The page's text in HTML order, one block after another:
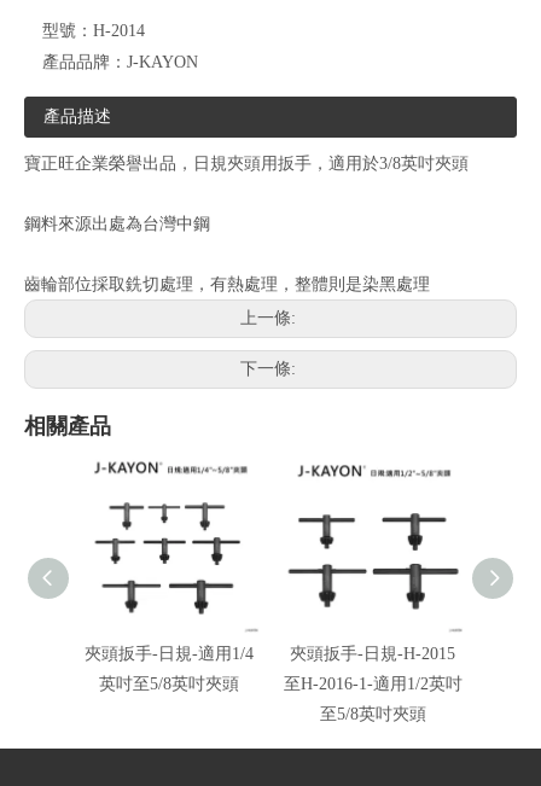
型號： H-2014
產品品牌： J-KAYON
產品描述
寶正旺企業榮譽出品，日規夾頭用扳手，適用於3/8英吋夾頭
鋼料來源出處為台灣中鋼
齒輪部位採取銑切處理，有熱處理，整體則是染黑處理
上一條:
下一條:
相關產品
夾頭扳手-日規-適用1/4
英吋至5/8英吋夾頭
夾頭扳手-日規-H-2015
至H-2016-1-適用1/2英吋
至5/8英吋夾頭